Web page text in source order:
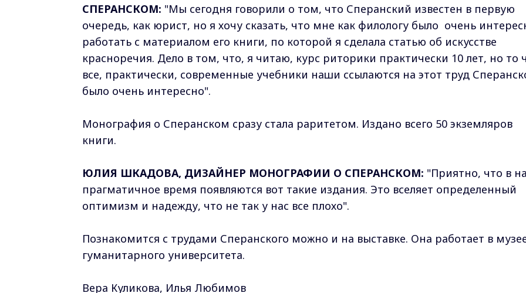
СПЕРАНСКОМ: "Мы сегодня говорили о том, что Сперанский известен в первую
очередь, как юрист, но я хочу сказать, что мне как филологу было очень
работать с материалом его книги, по которой я сделала статью об искусстве
красноречия. Дело в том, что, я читаю, курс риторики практически 10 лет, но то
все, практически, современные учебники наши ссылаются на этот труд
было очень интересно".
Монография о Сперанском сразу стала раритетом. Издано всего 50 экземляров
книги.
ЮЛИЯ ШКАДОВА, ДИЗАЙНЕР МОНОГРАФИИ О СПЕРАНСКОМ: "Приятно, что в
прагматичное время появляются вот такие издания. Это вселяет определенный
оптимизм и надежду, что не так у нас все плохо".
Познакомится с трудами Сперанского можно и на выставке. Она работает в
гуманитарного университета.
Вера Куликова, Илья Любимов